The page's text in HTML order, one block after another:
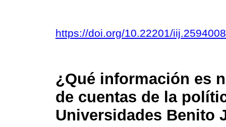
https://doi.org/10.22201/
¿Qué información es
de cuentas de la
Universidades Benito